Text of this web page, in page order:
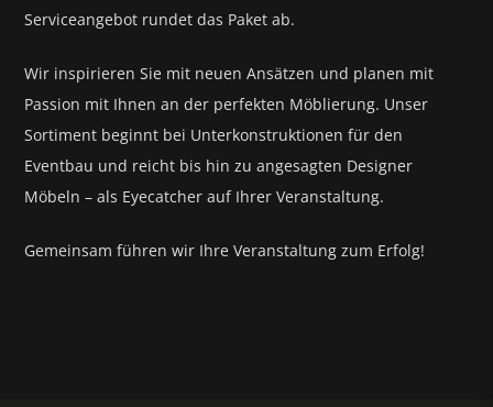
Serviceangebot rundet das Paket ab.
Wir inspirieren Sie mit neuen Ansätzen und planen mit
Passion mit Ihnen an der perfekten Möblierung. Unser
Sortiment beginnt bei Unterkonstruktionen für den
Eventbau und reicht bis hin zu angesagten Designer
Möbeln – als Eyecatcher auf Ihrer Veranstaltung.
Gemeinsam führen wir Ihre Veranstaltung zum Erfolg!